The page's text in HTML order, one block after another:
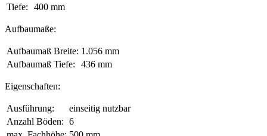
Tiefe:
400 mm
Aufbaumaße:
Aufbaumaß Breite: 1.056 mm
Aufbaumaß Tiefe:
436 mm
Eigenschaften:
Ausführung:
einseitig nutzbar
Anzahl Böden: 6